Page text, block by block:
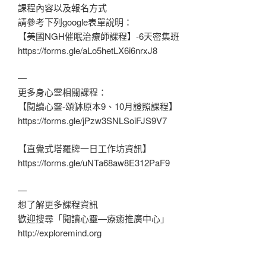
課程內容以及報名方式
請參考下列google表單說明：
【美國NGH催眠治療師課程】-6天密集班
https://forms.gle/aLo5hetLX6i6nrxJ8
—
更多身心靈相關課程：
【閱讀心靈-頌缽原本9、10月證照課程】
https://forms.gle/jPzw3SNLSoiFJS9V7
【直覺式塔羅牌一日工作坊資訊】
https://forms.gle/uNTa68aw8E312PaF9
—
想了解更多課程資訊
歡迎搜尋「閱讀心靈—療癒推廣中心」
http://exploremind.org